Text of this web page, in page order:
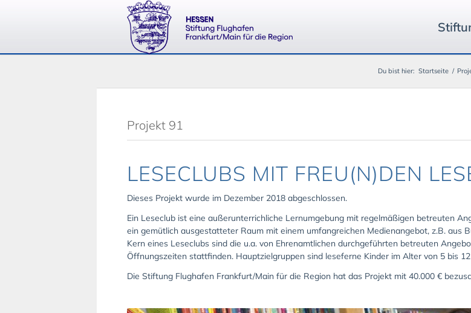
Du bist hier: Startseite /
Projekt 91
LESECLUBS MIT FREU(N)DEN
Dieses Projekt wurde im Dezember 2018 abgeschlossen.
Ein Leseclub ist eine außerunterrichliche Lernumgebung mit regelmäßigen betreuten
ein gemütlich ausgestatteter Raum mit einem umfangreichen Medienangebot, z.B. aus
Kern eines Leseclubs sind die u.a. von Ehrenamtlichen durchgeführten betreuten
Öffnungszeiten stattfinden. Hauptzielgruppen sind leseferne Kinder im Alter von 5 bis 12
Die Stiftung Flughafen Frankfurt/Main für die Region hat das Projekt mit 40.000 €